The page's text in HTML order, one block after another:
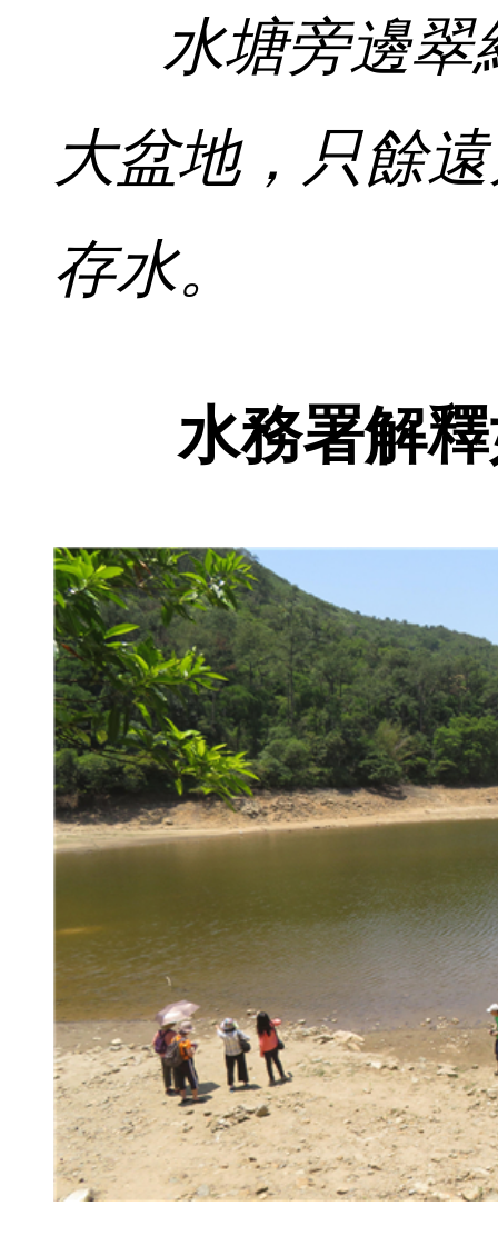
水塘旁邊翠
大盆地，只餘
存水。
水務署解釋